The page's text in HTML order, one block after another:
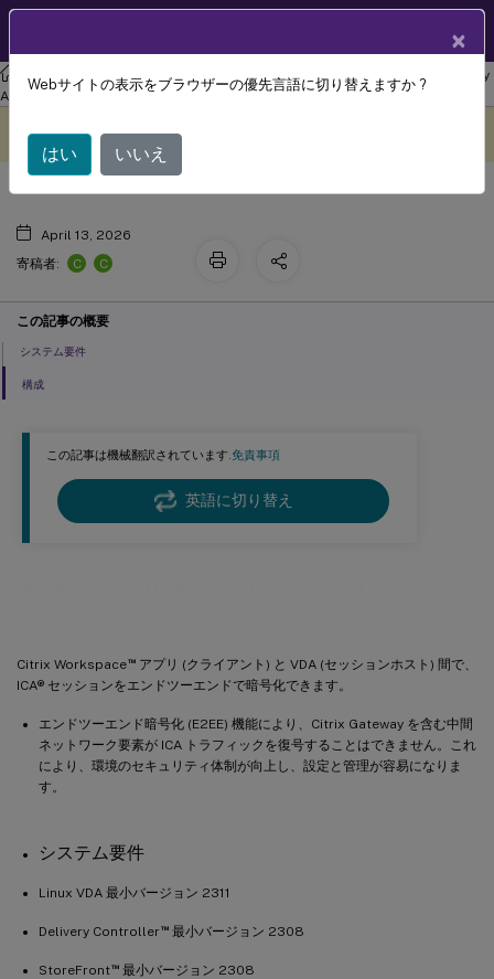
リナックス バーチャル デリバリー エージェント
Linux Virtual Delivery
Agent 2407
この記事は機械翻訳されています.免責事項
英語に切り替え
Citrix Workspace™アプリ (クライアント) と VDA (セッションホスト) 間で、
ICA® セッションをエンドツーエンドで暗号化できます。
エンドツーエンド暗号化 (E2EE) 機能により、Citrix Gateway を含む中間
ネットワーク要素が ICA トラフィックを復号することはできません。これ
により、環境のセキュリティ体制が向上し、設定と管理が容易になりま
す。
システム要件
Linux VDA 最小バージョン 2311
Delivery Controller™最小バージョン 2308
StoreFront™最小バージョン 2308
翻訳されています。
セキュア HDX ™(プレビュー)
April 13, 2026
寄稿者:
C C
この記事の概要
システム要件
構成
×
Webサイトの表示をブラウザーの優先言語に切り替えますか ?
はい いいえ